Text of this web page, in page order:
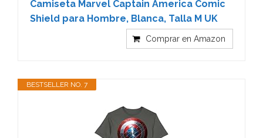
Camiseta Marvel Captain America Comic
Shield para Hombre, Blanca, Talla M UK
Comprar en Amazon
BESTSELLER NO. 7